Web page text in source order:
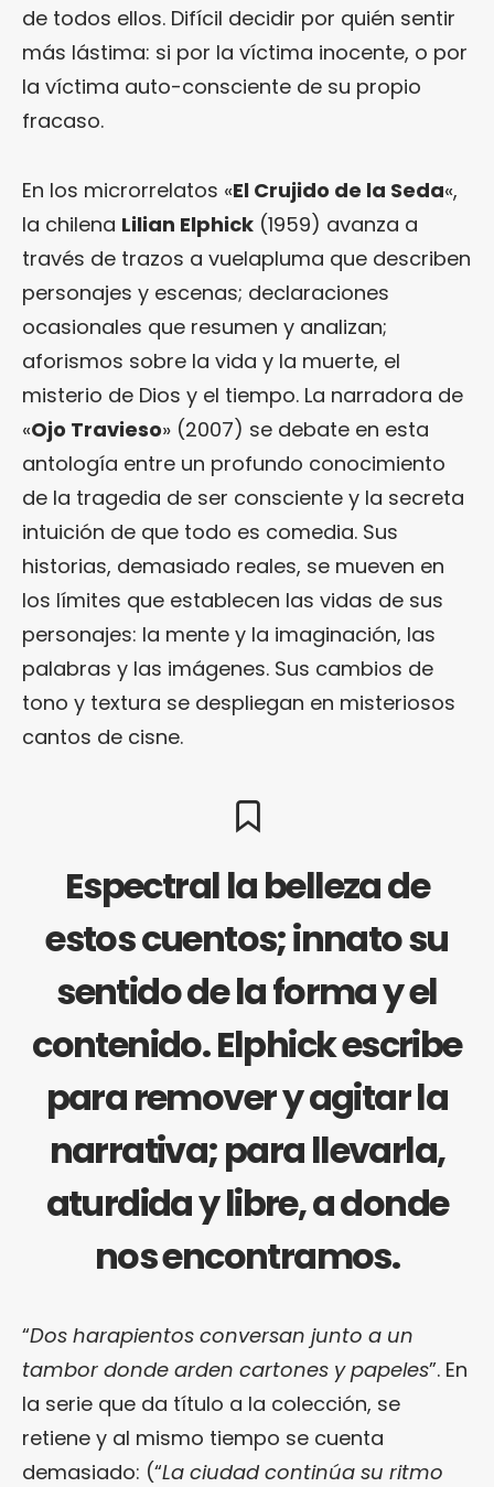
de todos ellos. Difícil decidir por quién sentir
más lástima: si por la víctima inocente, o por
la víctima auto-consciente de su propio
fracaso.
En los microrrelatos «El Crujido de la Seda«,
la chilena Lilian Elphick (1959) avanza a
través de trazos a vuelapluma que describen
personajes y escenas; declaraciones
ocasionales que resumen y analizan;
aforismos sobre la vida y la muerte, el
misterio de Dios y el tiempo. La narradora de
«Ojo Travieso» (2007) se debate en esta
antología entre un profundo conocimiento
de la tragedia de ser consciente y la secreta
intuición de que todo es comedia. Sus
historias, demasiado reales, se mueven en
los límites que establecen las vidas de sus
personajes: la mente y la imaginación, las
palabras y las imágenes. Sus cambios de
tono y textura se despliegan en misteriosos
cantos de cisne.
Espectral la belleza de
estos cuentos; innato su
sentido de la forma y el
contenido. Elphick escribe
para remover y agitar la
narrativa; para llevarla,
aturdida y libre, a donde
nos encontramos.
“Dos harapientos conversan junto a un
tambor donde arden cartones y papeles”. En
la serie que da título a la colección, se
retiene y al mismo tiempo se cuenta
demasiado: (“La ciudad continúa su ritmo